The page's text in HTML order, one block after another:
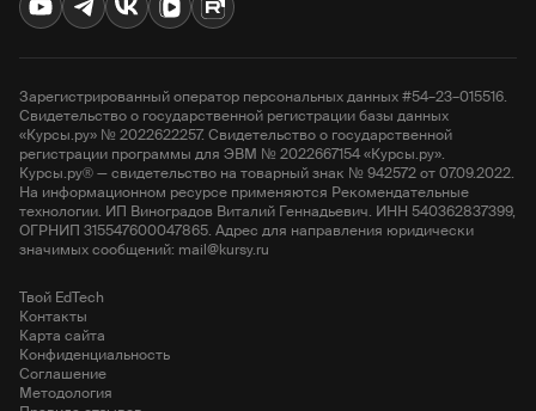
Зарегистрированный оператор персональных данных #54–23–015516.
Свидетельство о государственной регистрации базы данных
«Курсы.ру» № 2022622257. Свидетельство о государственной
регистрации программы для ЭВМ № 2022667154 «Курсы.ру».
Курсы.ру® — свидетельство на товарный знак № 942572 от 07.09.2022.
На информационном ресурсе применяются Рекомендательные
технологии. ИП Виноградов Виталий Геннадьевич. ИНН 540362837399,
ОГРНИП 315547600047865. Адрес для направления юридически
значимых сообщений: mail@kursy.ru
Твой EdTech
Контакты
Карта сайта
Конфиденциальность
Соглашение
Методология